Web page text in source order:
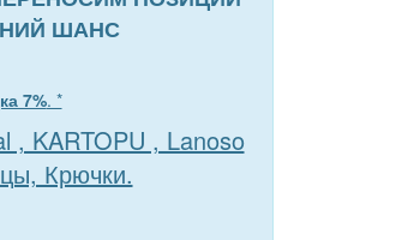
ШАНС
7%. *
, KARTOPU , Lanoso
Крючки.